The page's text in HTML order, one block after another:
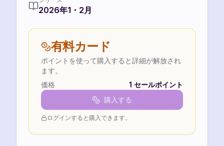
2026年1・2月
有料カード
ポイントを使って購入すると詳細が解放され
ます。
価格
1 セールポイント
購入する
ログインすると購入できます。